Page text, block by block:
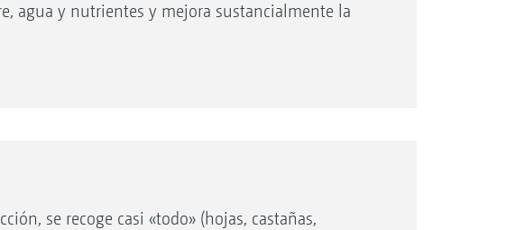
del material segado.
en lugar de turbina.
agua y nutrientes y mejora sustancialmente la
de trabajo.
se recoge casi «todo» (hojas, castañas,